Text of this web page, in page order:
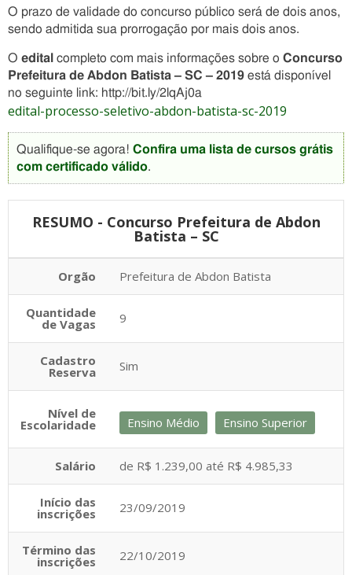
O prazo de validade do concurso público será de dois anos,
sendo admitida sua prorrogação por mais dois anos.
O edital completo com mais informações sobre o Concurso
Prefeitura de Abdon Batista – SC – 2019 está disponível
no seguinte link: http://bit.ly/2lqAj0a
edital-processo-seletivo-abdon-batista-sc-2019
Qualifique-se agora! Confira uma lista de cursos grátis
com certificado válido.
RESUMO - Concurso Prefeitura de Abdon
Batista – SC
Orgão Prefeitura de Abdon Batista
Quantidade
de Vagas 9
Cadastro
Reserva Sim
Nível de
Escolaridade Ensino Médio Ensino Superior
Salário de R$ 1.239,00 até R$ 4.985,33
Início das
inscrições 23/09/2019
Término das
inscrições 22/10/2019